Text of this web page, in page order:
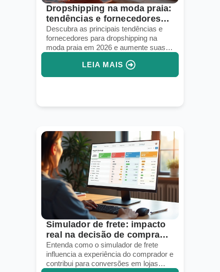
Dropshipping na moda praia:
tendências e fornecedores
para 2026
Descubra as principais tendências e
fornecedores para dropshipping na
moda praia em 2026 e aumente suas
LEIA MAIS
Simulador de frete: impacto
real na decisão de compra
online
Entenda como o simulador de frete
influencia a experiência do comprador e
contribui para conversões em lojas